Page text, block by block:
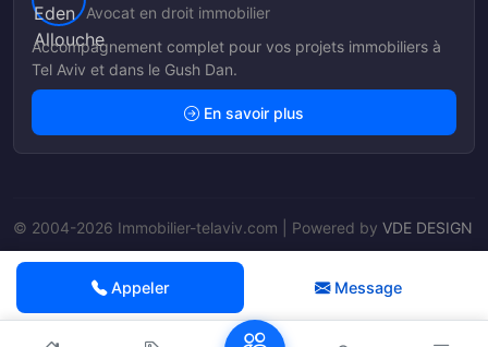
Appeler Message
Avocat en droit immobilier
Accompagnement complet pour vos projets immobiliers à
Tel Aviv et dans le Gush Dan.
En savoir plus
© 2004-2026 Immobilier-telaviv.com | Powered by VDE DESIGN
Nos Agents